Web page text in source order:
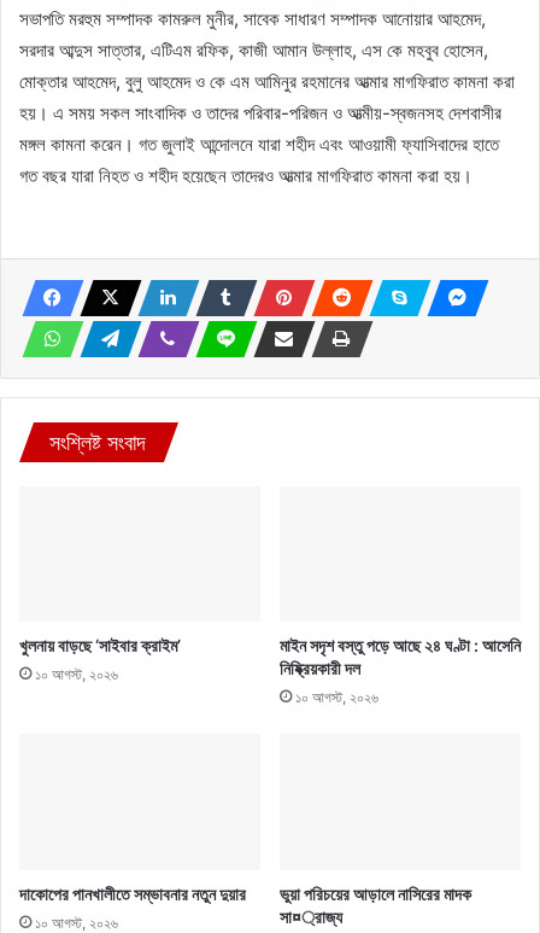
সভাপতি মরহুম সম্পাদক কামরুল মুনীর, সাবেক সাধারণ সম্পাদক আনোয়ার আহমেদ,
সরদার আব্দুস সাত্তার, এটিএম রফিক, কাজী আমান উল্লাহ, এস কে মহবুব হোসেন,
মোক্তার আহমেদ, বুলু আহমেদ ও কে এম আমিনুর রহমানের আত্মার মাগফিরাত কামনা করা
হয়। এ সময় সকল সাংবাদিক ও তাদের পরিবার-পরিজন ও আত্মীয়-স্বজনসহ দেশবাসীর
মঙ্গল কামনা করেন। গত জুলাই আন্দোলনে যারা শহীদ এবং আওয়ামী ফ্যাসিবাদের হাতে
গত বছর যারা নিহত ও শহীদ হয়েছেন তাদেরও আত্মার মাগফিরাত কামনা করা হয়।
সংশ্লিষ্ট সংবাদ
খুলনায় বাড়ছে ‘সাইবার ক্রাইম’
১০ আগস্ট, ২০২৬
মাইন সদৃশ বস্তু পড়ে আছে ২৪ ঘণ্টা : আসেনি
নিষ্ক্রিয়কারী দল
১০ আগস্ট, ২০২৬
দাকোপের পানখালীতে সম্ভাবনার নতুন দুয়ার
১০ আগস্ট, ২০২৬
ভুয়া পরিচয়ের আড়ালে নাসিরের মাদক
সা¤্রাজ্য